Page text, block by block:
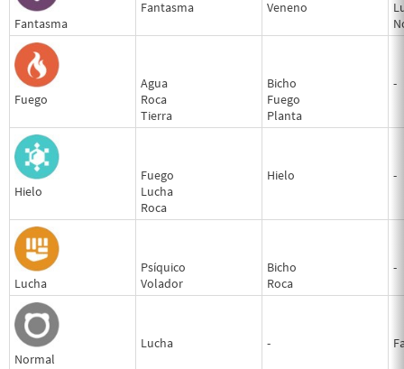
Fantasma
Fantasma Veneno
Fuego
Agua
Roca
Tierra
Bicho
Fuego
Planta
-
Hielo
Fuego
Lucha
Roca
Hielo -
Lucha
Psíquico
Volador
Bicho
Roca
-
Normal
Lucha -